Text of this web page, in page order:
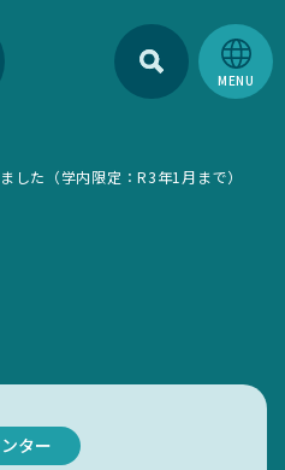
検索
て
トシステム
した（学内限定：R3年1月まで）
ター